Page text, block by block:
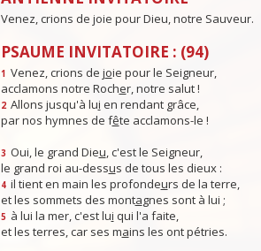
Venez, crions de joie pour Dieu, notre Sauveur.
PSAUME INVITATOIRE : (94)
1 Venez, crions de joie pour le Seigneur,
acclamons notre Rocher, notre salut !
2 Allons jusqu'à lui en rendant grâce,
par nos hymnes de fête acclamons-le !
3 Oui, le grand Dieu, c'est le Seigneur,
le grand roi au-dessus de tous les dieux :
4 il tient en main les profondeurs de la terre,
et les sommets des montagnes sont à lui ;
5 à lui la mer, c'est lui qui l'a faite,
et les terres, car ses mains les ont pétries.